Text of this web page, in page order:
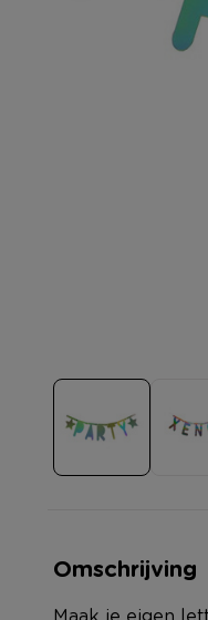
Omschrijving
Maak je eigen